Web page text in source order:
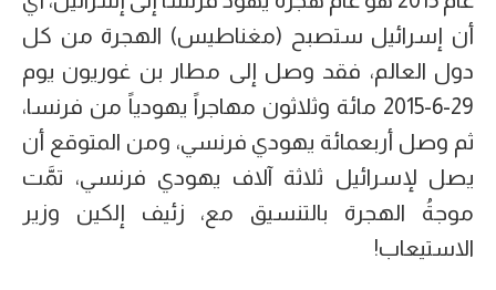
أن إسرائيل ستصبح (مغناطيس) الهجرة من كل
دول العالم، فقد وصل إلى مطار بن غوريون يوم
29-6-2015 مائة وثلاثون مهاجراً يهودياً من فرنسا،
ثم وصل أربعمائة يهودي فرنسي، ومن المتوقع أن
يصل لإسرائيل ثلاثة آلاف يهودي فرنسي، تمَّت
موجةُ الهجرة بالتنسيق مع، زئيف إلكين وزير
الاستيعاب!